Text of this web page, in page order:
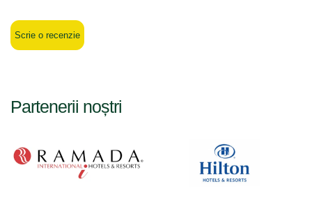
Scrie o recenzie
Partenerii noștri